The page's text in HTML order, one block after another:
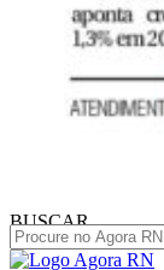
BUSCAR